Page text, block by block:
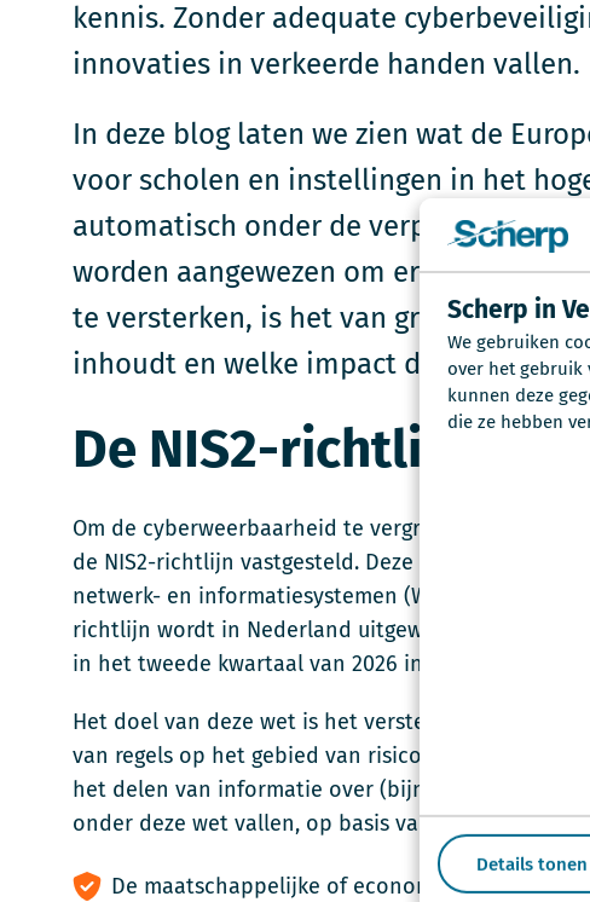
Scherp in
We gebruiken
over het gebruik
kunnen deze
die ze hebben
Details tonen
kennis. Zonder adequate
innovaties in verkeerde handen vallen.
In deze blog laten we zien wat de
voor scholen en instellingen in het
automatisch onder de verplichtingen
worden aangewezen om eraan te
te versterken, is het van groot belang
inhoudt en welke impact dit kan
De NIS2-richtlijn
Om de cyberweerbaarheid te vergroten en
de NIS2-richtlijn vastgesteld. Deze richtlijn stelt
netwerk- en informatiesystemen (Wbni) en is van
richtlijn wordt in Nederland uitgewerkt in de
in het tweede kwartaal van 2026 in werking treedt.
Het doel van deze wet is het versterken van de
van regels op het gebied van risicobeheersing, het
het delen van informatie over (bijna-)incidenten.
onder deze wet vallen, op basis van criteria zoals:
De maatschappelijke of economische impact